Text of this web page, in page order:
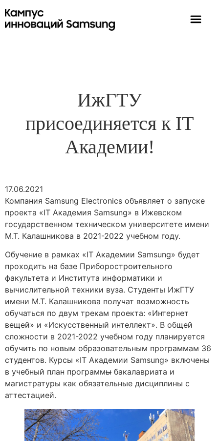
ИжГТУ
присоединяется к IT
Академии!
17.06.2021
Компания Samsung Electronics объявляет о запуске
проекта «IT Академия Samsung» в Ижевском
государственном техническом университете имени
М.Т. Калашникова в 2021-2022 учебном году.
Обучение в рамках «IT Академии Samsung» будет
проходить на базе Приборостроительного
факультета и Института информатики и
вычислительной техники вуза. Студенты ИжГТУ
имени М.Т. Калашникова получат возможность
обучаться по двум трекам проекта: «Интернет
вещей» и «Искусственный интеллект». В общей
сложности в 2021-2022 учебном году планируется
обучить по новым образовательным программам 36
студентов. Курсы «IT Академии Samsung» включены
в учебный план программы бакалавриата и
магистратуры как обязательные дисциплины с
аттестацией.